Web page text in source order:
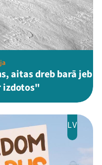
aitas dreb barā jeb
izdotos"
LV